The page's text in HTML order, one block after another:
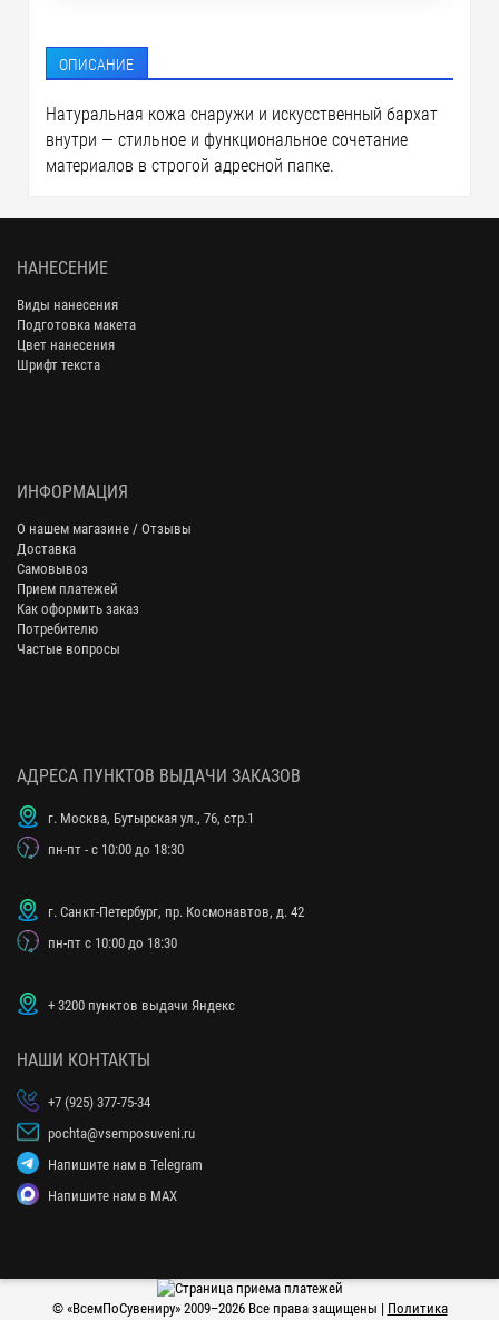
ОПИСАНИЕ
Натуральная кожа снаружи и искусственный бархат
внутри — стильное и функциональное сочетание
материалов в строгой адресной папке.
НАНЕСЕНИЕ
Виды нанесения
Подготовка макета
Цвет нанесения
Шрифт текста
ИНФОРМАЦИЯ
О нашем магазине / Отзывы
Доставка
Самовывоз
Прием платежей
Как оформить заказ
Потребителю
Частые вопросы
АДРЕСА ПУНКТОВ ВЫДАЧИ ЗАКАЗОВ
г. Москва, Бутырская ул., 76, стр.1
пн-пт - с 10:00 до 18:30
г. Санкт-Петербург, пр. Космонавтов, д. 42
пн-пт с 10:00 до 18:30
+ 3200 пунктов выдачи Яндекс
НАШИ КОНТАКТЫ
+7 (925) 377-75-34
pochta@vsemposuveni.ru
Напишите нам в Telegram
Напишите нам в MAX
© «ВсемПоСувениру» 2009–2026 Все права защищены | Политика